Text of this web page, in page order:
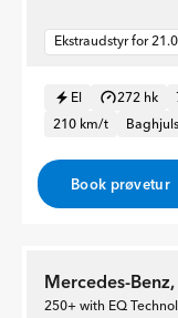
Ekstraudstyr for
El 272 hk
210 km/t
Book prøvetur
Mercedes-Benz,
250+ with EQ